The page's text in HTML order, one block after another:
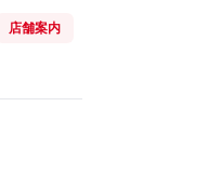
店舗案内